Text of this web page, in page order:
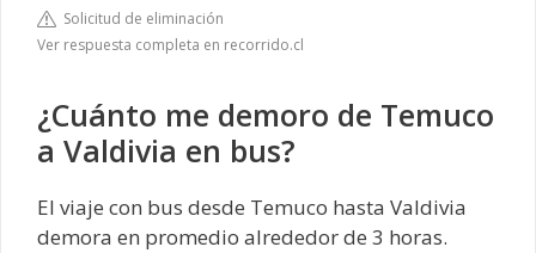
Solicitud de eliminación
Ver respuesta completa en recorrido.cl
¿Cuánto me demoro de Temuco
a Valdivia en bus?
El viaje con bus desde Temuco hasta Valdivia
demora en promedio alrededor de 3 horas.